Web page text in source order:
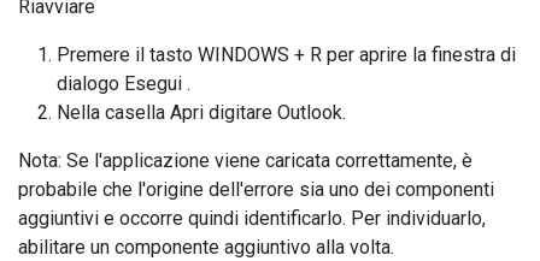
Riavviare
Premere il tasto WINDOWS + R per aprire la finestra di
dialogo Esegui .
Nella casella Apri digitare Outlook.
Nota: Se l'applicazione viene caricata correttamente, è
probabile che l'origine dell'errore sia uno dei componenti
aggiuntivi e occorre quindi identificarlo. Per individuarlo,
abilitare un componente aggiuntivo alla volta.